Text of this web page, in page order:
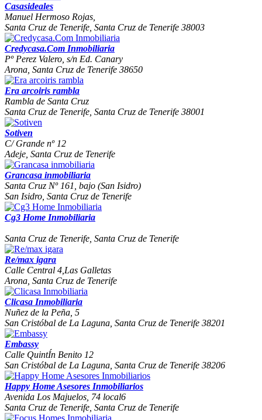
Casasideales
Manuel Hermoso Rojas,
Santa Cruz de Tenerife, Santa Cruz de Tenerife 38003
Credycasa.Com Inmobiliaria
Pº Perez Valero, s/n Ed. Canary
Arona, Santa Cruz de Tenerife 38650
Era arcoiris rambla
Rambla de Santa Cruz
Santa Cruz de Tenerife, Santa Cruz de Tenerife 38001
Sotiven
C/ Grande nº 12
Adeje, Santa Cruz de Tenerife
Grancasa inmobiliaria
Santa Cruz Nº 161, bajo (San Isidro)
San Isidro, Santa Cruz de Tenerife
Cg3 Home Inmobiliaria
Santa Cruz de Tenerife, Santa Cruz de Tenerife
Re/max igara
Calle Central 4,Las Galletas
Arona, Santa Cruz de Tenerife
Clicasa Inmobiliaria
Nuñez de la Peña, 5
San Cristóbal de La Laguna, Santa Cruz de Tenerife 38201
Embassy
Calle QuintÍn Benito 12
San Cristóbal de La Laguna, Santa Cruz de Tenerife 38206
Happy Home Asesores Inmobiliarios
Avenida Los Majuelos, 74 local6
Santa Cruz de Tenerife, Santa Cruz de Tenerife